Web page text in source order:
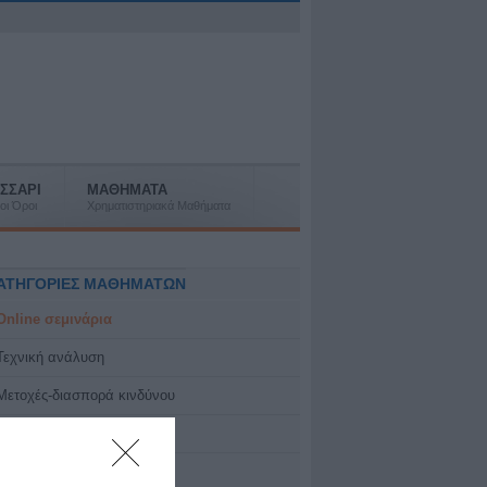
Όροι
ΜΑΘΗΜΑΤΑ
Χρηματιστηριακά Μαθήματα
ΜΑΘΗΜΑΤΩΝ
σεμινάρια
ανάλυση
διασπορά κινδύνου
Ειδικά θέματα-webcasts